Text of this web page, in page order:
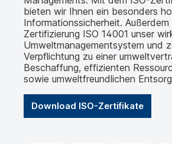
bieten wir Ihnen ein besonders
Informationssicherheit.
Zertifizierung ISO 14001 unser
Umweltmanagementsystem und
Verpflichtung zu einer
Beschaffung, effizienten
sowie umweltfreundlichen
Download ISO-Zertifikate